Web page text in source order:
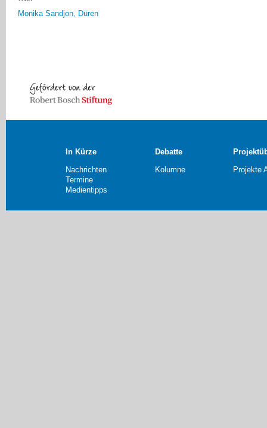
In Kürze
Nachrichten
Termine
Medientipps
Debatte
Kolumne
Projekte